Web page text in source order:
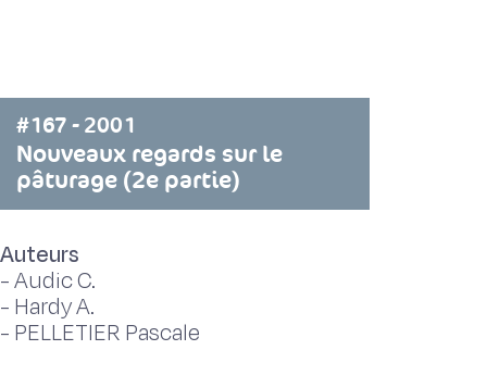
#167 - 2001
Nouveaux regards sur le
pâturage (2e partie)
Auteurs
-Audic C.
- Hardy A.
- PELLETIER Pascale